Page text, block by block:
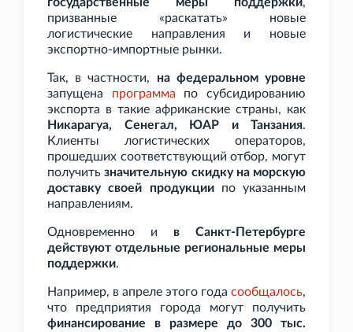
призванные «раскатать» новые
логистические направления и новые
экспортно-импортные рынки.
Так, в частности, на федеральном уровне
запущена программа по субсидированию
экспорта в такие африканские страны, как
Никарагуа, Сенегал, ЮАР и Танзания.
Клиенты логистических операторов,
прошедших соответствующий отбор, могут
получитьзначительную скидку на морскую
доставку своей продукциипо указанным
направлениям.
Одновременно и в Санкт-Петербурге
действуют отдельные региональные меры
поддержки.
Например, в апреле этого года сообщалось,
что предприятия города могут получить
финансирование в размере до 300
тыс.